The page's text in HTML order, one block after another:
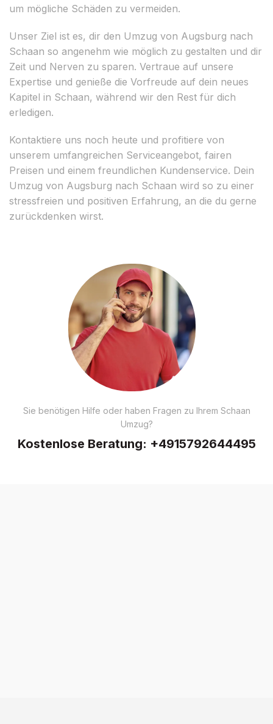
um mögliche Schäden zu vermeiden.
Unser Ziel ist es, dir den Umzug von Augsburg nach
Schaan so angenehm wie möglich zu gestalten und dir
Zeit und Nerven zu sparen. Vertraue auf unsere
Expertise und genieße die Vorfreude auf dein neues
Kapitel in Schaan, während wir den Rest für dich
erledigen.
Kontaktiere uns noch heute und profitiere von
unserem umfangreichen Serviceangebot, fairen
Preisen und einem freundlichen Kundenservice. Dein
Umzug von Augsburg nach Schaan wird so zu einer
stressfreien und positiven Erfahrung, an die du gerne
zurückdenken wirst.
Sie benötigen Hilfe oder haben Fragen zu Ihrem Schaan
Umzug?
Kostenlose Beratung: +4915792644495